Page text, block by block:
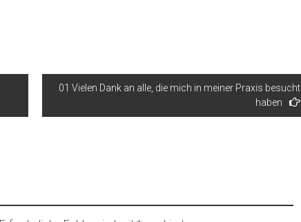
01 Vielen Dank an alle, die mich in meiner Praxis besucht
haben